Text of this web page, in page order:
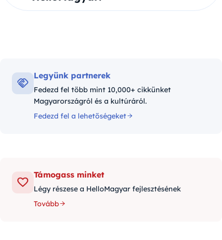
Legyünk partnerek
Fedezd fel több mint 10,000+ cikkünket
Magyarországról és a kultúráról.
Fedezd fel a lehetőségeket
Támogass minket
Légy részese a HelloMagyar fejlesztésének
Tovább